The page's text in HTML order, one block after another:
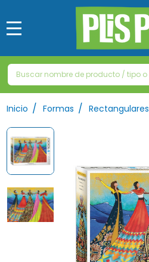
Buscar
Inicio / Formas / Rectangulares